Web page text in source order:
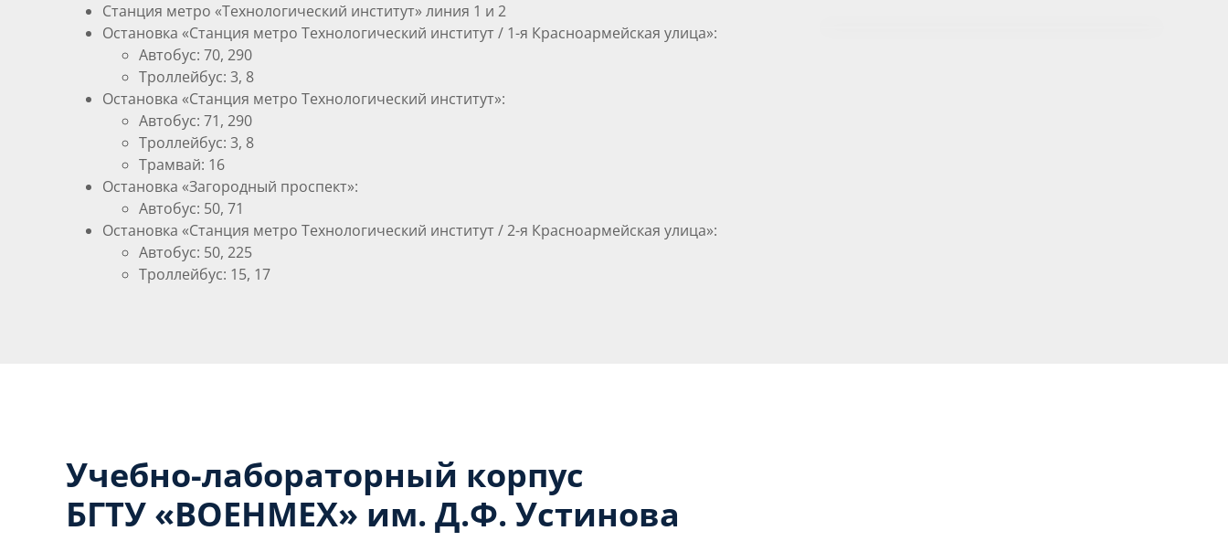
Станция метро «Технологический институт» линия 1 и 2
Остановка «Станция метро Технологический институт / 1-я Красноармейская улица»:
Автобус: 70, 290
Троллейбус: 3, 8
Остановка «Станция метро Технологический институт»:
Автобус: 71, 290
Троллейбус: 3, 8
Трамвай: 16
Остановка «Загородный проспект»:
Автобус: 50, 71
Остановка «Станция метро Технологический институт / 2-я Красноармейская улица»:
Автобус: 50, 225
Троллейбус: 15, 17
Учебно-лабораторный корпус
БГТУ «ВОЕНМЕХ» им. Д.Ф. Устинова